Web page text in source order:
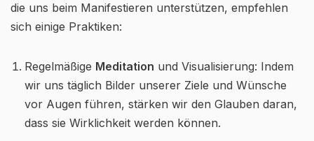
die uns beim Manifestieren unterstützen, empfehlen
sich einige Praktiken:
Regelmäßige Meditation und Visualisierung: Indem
wir uns täglich Bilder unserer Ziele und Wünsche
vor Augen führen, stärken wir den Glauben daran,
dass sie Wirklichkeit werden können.